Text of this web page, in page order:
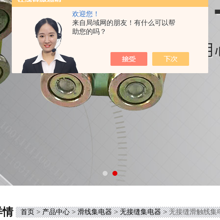
欢迎您！
来自局域网的朋友！有什么可以帮
助您的吗？
情 首页>产品中心>滑线集电器>无接缝集电器> 无接缝滑触线集